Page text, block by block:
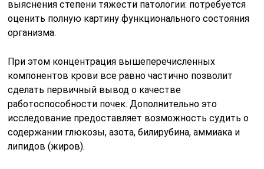
выяснения степени тяжести патологии: потребуется
оценить полную картину функционального состояния
организма.
При этом концентрация вышеперечисленных
компонентов крови все равно частично позволит
сделать первичный вывод о качестве
работоспособности почек. Дополнительно это
исследование предоставляет возможность судить о
содержании глюкозы, азота, билирубина, аммиака и
липидов (жиров).